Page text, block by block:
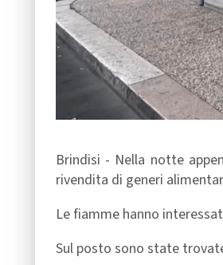
Brindisi - Nella notte
rivendita di generi
Le fiamme hanno
Sul posto sono state